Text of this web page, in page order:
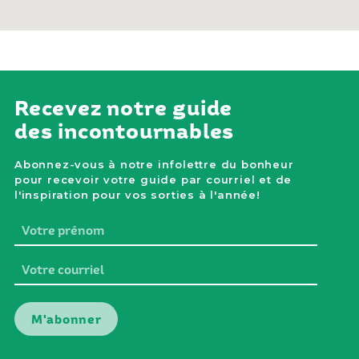
Recevez notre guide
des incontournables
Abonnez-vous à notre infolettre du bonheur
pour recevoir votre guide par courriel et de
l'inspiration pour vos sorties à l'année!
Votre
prénom
Votre
courriel